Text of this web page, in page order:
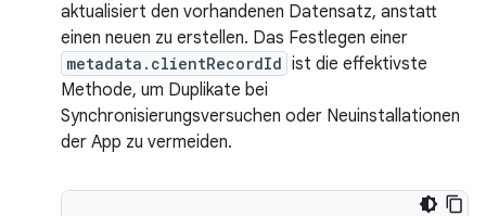
aktualisiert den vorhandenen Datensatz, anstatt
einen neuen zu erstellen. Das Festlegen einer
metadata.clientRecordId ist die effektivste
Methode, um Duplikate bei
Synchronisierungsversuchen oder Neuinstallationen
der App zu vermeiden.